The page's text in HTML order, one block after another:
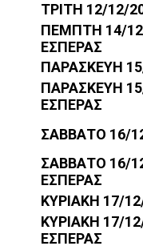
ΤΡΙΤΗ 12/12/
ΠΕΜΠΤΗ 14/
ΕΣΠΕΡΑΣ
ΠΑΡΑΣΚΕΥΗ
ΠΑΡΑΣΚΕΥΗ
ΕΣΠΕΡΑΣ
ΣΑΒΒΑΤΟ 16/
ΣΑΒΒΑΤΟ 16/
ΕΣΠΕΡΑΣ
ΚΥΡΙΑΚΗ 17/
ΚΥΡΙΑΚΗ 17/
ΕΣΠΕΡΑΣ